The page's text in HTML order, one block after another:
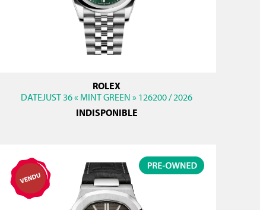
ROLEX
DATEJUST 36 « MINT GREEN » 126200 / 2026
INDISPONIBLE